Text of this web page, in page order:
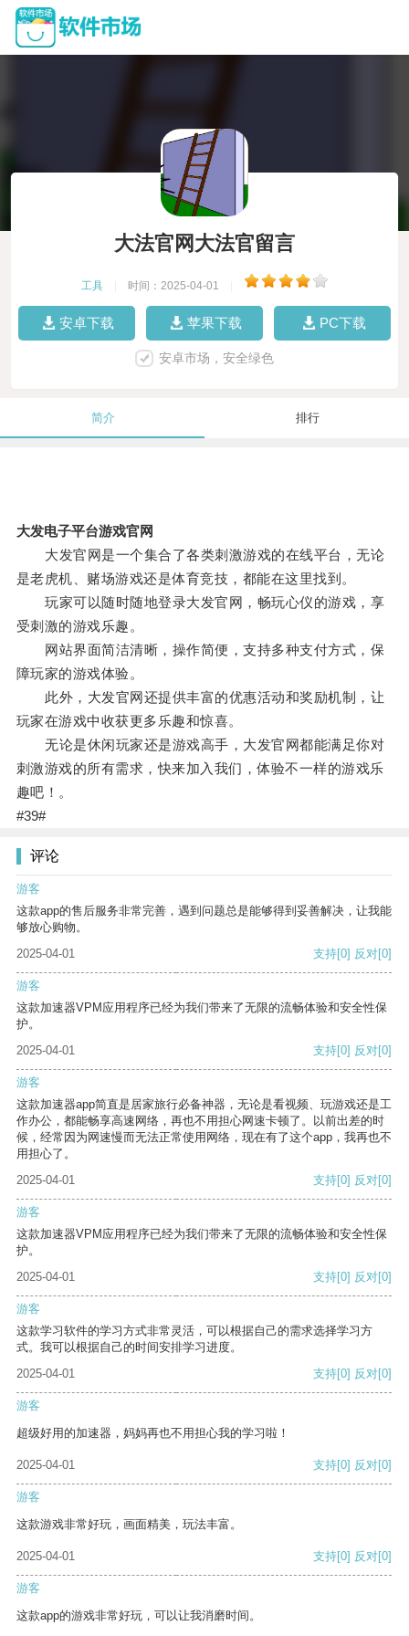
大法官网大法官留言
工具 时间：2025-04-01
安卓下载 苹果下载 PC下载
安卓市场，安全绿色
简介 排行
大发电子平台游戏官网
大发官网是一个集合了各类刺激游戏的在线平台，无论
是老虎机、赌场游戏还是体育竞技，都能在这里找到。
玩家可以随时随地登录大发官网，畅玩心仪的游戏，享
受刺激的游戏乐趣。
网站界面简洁清晰，操作简便，支持多种支付方式，保
障玩家的游戏体验。
此外，大发官网还提供丰富的优惠活动和奖励机制，让
玩家在游戏中收获更多乐趣和惊喜。
无论是休闲玩家还是游戏高手，大发官网都能满足你对
刺激游戏的所有需求，快来加入我们，体验不一样的游戏乐
趣吧！。
#39#
评论
游客
这款app的售后服务非常完善，遇到问题总是能够得到妥善解决，让我能
够放心购物。
2025-04-01
支持[0] 反对[0]
游客
这款加速器VPM应用程序已经为我们带来了无限的流畅体验和安全性保
护。
2025-04-01
支持[0] 反对[0]
游客
这款加速器app简直是居家旅行必备神器，无论是看视频、玩游戏还是工
作办公，都能畅享高速网络，再也不用担心网速卡顿了。以前出差的时
候，经常因为网速慢而无法正常使用网络，现在有了这个app，我再也不
用担心了。
2025-04-01
支持[0] 反对[0]
游客
这款加速器VPM应用程序已经为我们带来了无限的流畅体验和安全性保
护。
2025-04-01
支持[0] 反对[0]
游客
这款学习软件的学习方式非常灵活，可以根据自己的需求选择学习方
式。我可以根据自己的时间安排学习进度。
2025-04-01
支持[0] 反对[0]
游客
超级好用的加速器，妈妈再也不用担心我的学习啦！
2025-04-01 支持[0] 反对[0]
游客
这款游戏非常好玩，画面精美，玩法丰富。
2025-04-01 支持[0] 反对[0]
游客
这款app的游戏非常好玩，可以让我消磨时间。